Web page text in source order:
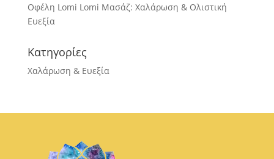
Οφέλη Lomi Lomi Μασάζ: Χαλάρωση & Ολιστική
Ευεξία
Κατηγορίες
Χαλάρωση & Ευεξία